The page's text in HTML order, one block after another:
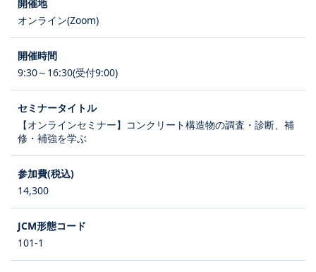
オンライン(Zoom)
9:30～16:30(受付9:00)
【オンラインセミナー】コンクリート構造物の調査・診断、補
修・補強を学ぶ
14,300
101-1